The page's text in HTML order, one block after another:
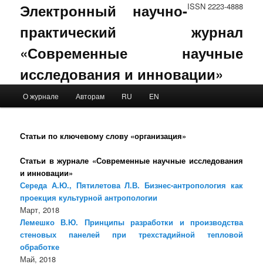
ISSN 2223-4888
Электронный научно-
практический журнал
«Современные научные
исследования и инновации»
Skip to primary content
Skip to secondary content
О журнале Авторам RU EN
Статьи по ключевому слову «организация»
Статьи в журнале «Современные научные исследования
и инновации»
Середа А.Ю., Пятилетова Л.В. Бизнес-антропология как
проекция культурной антропологии
Март, 2018
Лемешко В.Ю. Принципы разработки и производства
стеновых панелей при трехстадийной тепловой
обработке
Май, 2018